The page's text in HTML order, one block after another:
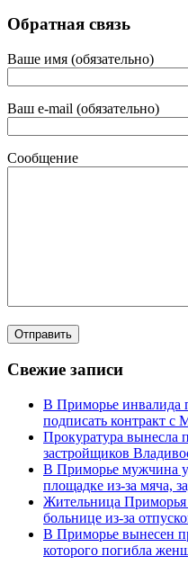
Обратная связь
Ваше имя (обязательно)
Ваш e-mail (обязательно)
Сообщение
Свежие записи
В Приморье инвалида
подписать контракт
Прокуратура вынесла
застройщиков
В Приморье мужчина
площадке из-за мяча,
Жительница Приморья
больнице из-за
В Приморье вынесен
которого погибла